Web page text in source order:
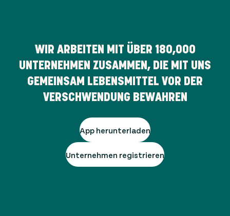
WIR ARBEITEN MIT ÜBER 180,000
UNTERNEHMEN ZUSAMMEN, DIE MIT UNS
GEMEINSAM LEBENSMITTEL VOR DER
VERSCHWENDUNG BEWAHREN
App herunterladen
Unternehmen registrieren